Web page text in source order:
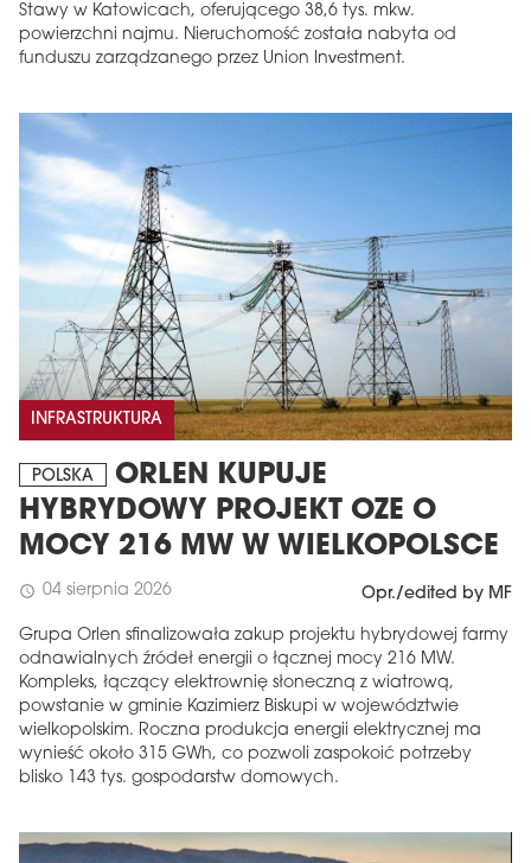
Stawy w Katowicach, oferującego 38,6 tys. mkw.
powierzchni najmu. Nieruchomość została nabyta od
funduszu zarządzanego przez Union Investment.
INFRASTRUKTURA
POLSKA
ORLEN KUPUJE
HYBRYDOWY PROJEKT OZE O
MOCY 216 MW W WIELKOPOLSCE
schedule 04 sierpnia 2026 Opr./edited by MF
Grupa Orlen sfinalizowała zakup projektu hybrydowej farmy
odnawialnych źródeł energii o łącznej mocy 216 MW.
Kompleks, łączący elektrownię słoneczną z wiatrową,
powstanie w gminie Kazimierz Biskupi w województwie
wielkopolskim. Roczna produkcja energii elektrycznej ma
wynieść około 315 GWh, co pozwoli zaspokoić potrzeby
blisko 143 tys. gospodarstw domowych.